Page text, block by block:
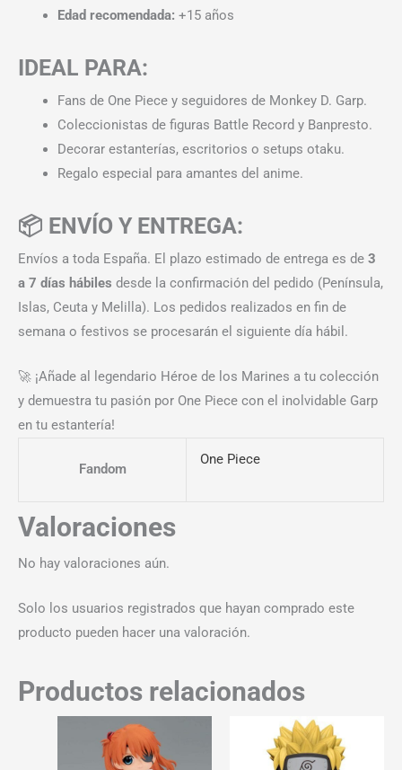
Edad recomendada: +15 años
IDEAL PARA:
Fans de One Piece y seguidores de Monkey D. Garp.
Coleccionistas de figuras Battle Record y Banpresto.
Decorar estanterías, escritorios o setups otaku.
Regalo especial para amantes del anime.
📦 ENVÍO Y ENTREGA:
Envíos a toda España. El plazo estimado de entrega es de 3
a 7 días hábiles desde la confirmación del pedido (Península,
Islas, Ceuta y Melilla). Los pedidos realizados en fin de
semana o festivos se procesarán el siguiente día hábil.
🚀 ¡Añade al legendario Héroe de los Marines a tu colección
y demuestra tu pasión por One Piece con el inolvidable Garp
en tu estantería!
Fandom
One Piece
Valoraciones
No hay valoraciones aún.
Solo los usuarios registrados que hayan comprado este
producto pueden hacer una valoración.
Productos relacionados